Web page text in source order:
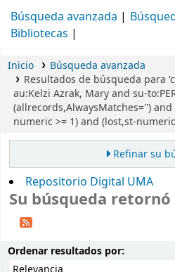
Búsqueda avanzada
Bibliotecas
Inicio
Búsqueda avanzada
Resultados de búsqueda para
au:Kelzi Azrak, Mary and su-
(allrecords,AlwaysMatches='')
numeric >= 1) and (lost,st-
Refinar su
Repositorio Digital UMA
Su búsqueda
Ordenar resultados por: